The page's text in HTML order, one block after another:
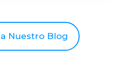
Nuestro Blog